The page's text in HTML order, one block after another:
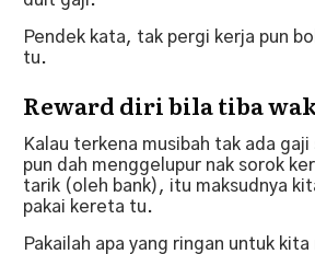
Pendek kata, tak pergi kerja pun
tu.
Reward diri bila tiba
Kalau terkena musibah tak ada gaji
pun dah menggelupur nak sorok
tarik (oleh bank), itu maksudnya
pakai kereta tu.
Pakailah apa yang ringan untuk